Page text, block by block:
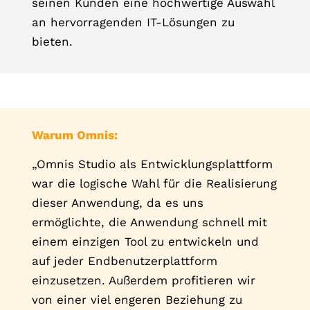
an hervorragenden IT-Lösungen zu
bieten.
Warum Omnis:
„Omnis Studio als Entwicklungsplattform
war die logische Wahl für die Realisierung
dieser Anwendung, da es uns
ermöglichte, die Anwendung schnell mit
einem einzigen Tool zu entwickeln und
auf jeder Endbenutzerplattform
einzusetzen. Außerdem profitieren wir
von einer viel engeren Beziehung zu